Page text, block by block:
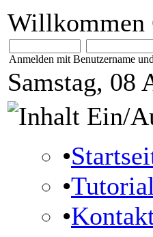
Willkommen
Anmelden mit Benutzername
Samstag, 08
•
•
•